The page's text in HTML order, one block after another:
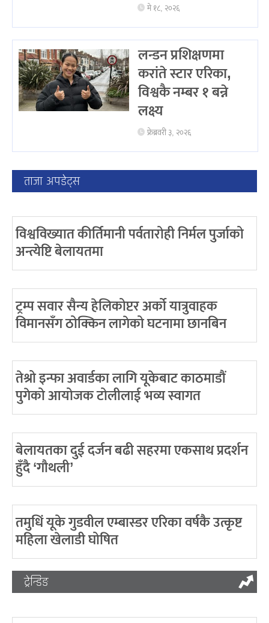
मे १८, २०२६
लन्डन प्रशिक्षणमा
करांते स्टार एरिका,
विश्वकै नम्बर १ बन्ने
लक्ष्य
फ्रेब्रवरी ३, २०२६
ताजा अपडेट्स
विश्वविख्यात कीर्तिमानी पर्वतारोही निर्मल पुर्जाको
अन्त्येष्टि बेलायतमा
ट्रम्प सवार सैन्य हेलिकोप्टर अर्को यात्रुवाहक
विमानसँग ठोक्किन लागेको घटनामा छानबिन
तेश्रो इन्फा अवार्डका लागि यूकेबाट काठमाडौं
पुगेको आयोजक टोलीलाई भव्य स्वागत
बेलायतका दुई दर्जन बढी सहरमा एकसाथ प्रदर्शन
हुँदै ‘गौथली’
तमुधिं यूके गुडवील एम्बास्डर एरिका वर्षकै उत्कृष्ट
महिला खेलाडी घोषित
ट्रेन्डिङ